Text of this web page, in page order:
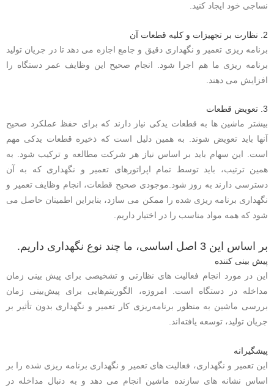
نساجی خود ایجاد کنید.
2. نظارت بر تجهیزات و کلیه قطعات آن
برنامه ریزی تعمیر و نگهداری دقیق و جامع اجازه می دهد تا در جریان تولید
برنامه ریزی ما هم اجرا شود. انجام صحیح این وظایف عمر دستگاه را
افزایش می دهند.
3. تعویض قطعات
بیشتر ماشین ها به قطعات یدکی نیاز دارند که برای حفظ عملکرد صحیح
آنها باید تعویض شوند. به همین دلیل است که ذخیره قطعات یدکی مهم
است.
این سهام باید بر اساس نیاز هر شرکت مطالعه و ترکیب شود. به
همین ترتیب، باید توسط تمام اپراتورهای تعمیر و نگهداری که به آن
دسترسی دارند به روز شود.موجودی صحیح قطعات، انجام وظایف تعمیر و
نگهداری برنامه ریزی شده را ممکن می سازد، بنابراین اطمینان حاصل می
شود که همه مواد مناسب را در اختیار داریم.
بر اساس این 3 اصل اساسی، ما چند نوع نگهداری داریم.
پیش بینی کننده
این در مورد انجام فعالیت های نظارتی و تشخیصی برای پیش بینی زمان
مداخله در دستگاه است.
امروزه، الگوریتم‌هایی برای پیش‌بینی زمان
بررسی ماشین به منظور برنامه‌ریزی کار تعمیر و نگهداری بدون تأثیر بر
جریان تولید، توسعه یافته‌اند.
پیشگیرانه
این تعمیر و نگهداری، فعالیت های تعمیر و نگهداری برنامه ریزی شده را بر
اساس نشانه های سازنده ماشین انجام می دهد و به دنبال مداخله در